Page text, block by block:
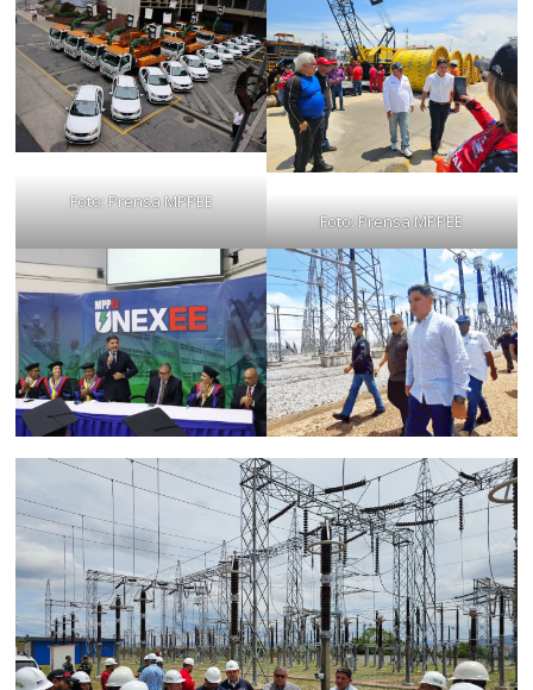
Foto: Prensa MPPEE
Foto: Prensa MPPEE